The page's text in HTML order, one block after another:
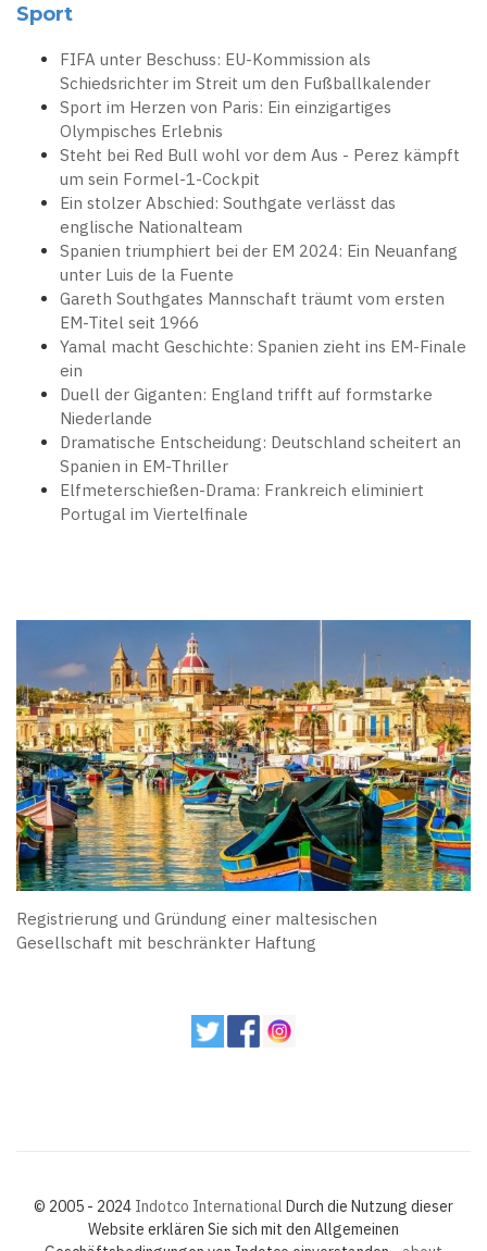
Sport
FIFA unter Beschuss: EU-Kommission als
Schiedsrichter im Streit um den Fußballkalender
Sport im Herzen von Paris: Ein einzigartiges
Olympisches Erlebnis
Steht bei Red Bull wohl vor dem Aus - Perez kämpft
um sein Formel-1-Cockpit
Ein stolzer Abschied: Southgate verlässt das
englische Nationalteam
Spanien triumphiert bei der EM 2024: Ein Neuanfang
unter Luis de la Fuente
Gareth Southgates Mannschaft träumt vom ersten
EM-Titel seit 1966
Yamal macht Geschichte: Spanien zieht ins EM-Finale
ein
Duell der Giganten: England trifft auf formstarke
Niederlande
Dramatische Entscheidung: Deutschland scheitert an
Spanien in EM-Thriller
Elfmeterschießen-Drama: Frankreich eliminiert
Portugal im Viertelfinale
Registrierung und Gründung einer maltesischen
Gesellschaft mit beschränkter Haftung
© 2005 - 2024 Indotco International Durch die Nutzung dieser
Website erklären Sie sich mit den Allgemeinen